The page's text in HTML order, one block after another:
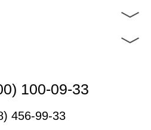
100-09-33
456-99-33